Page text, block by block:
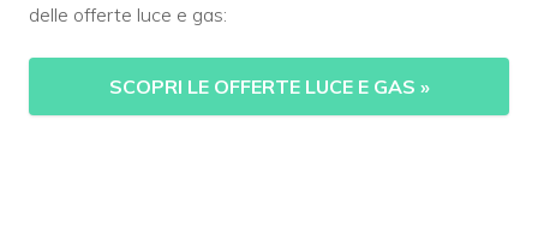
delle offerte luce e gas:
SCOPRI LE OFFERTE LUCE E GAS »